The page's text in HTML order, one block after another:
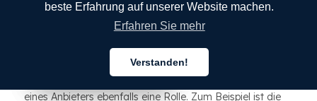
beste Erfahrung auf unserer Website machen.
Erfahren Sie mehr
Verstanden!
innerhalb von 12 Stunden für bestimmte Dokumenttypen
Professionelle Glaubwürdigkeit spielt bei der Auswahl
eines Anbieters ebenfalls eine Rolle. Zum Beispiel ist die
Deutsch
Deutsch
Deutsch